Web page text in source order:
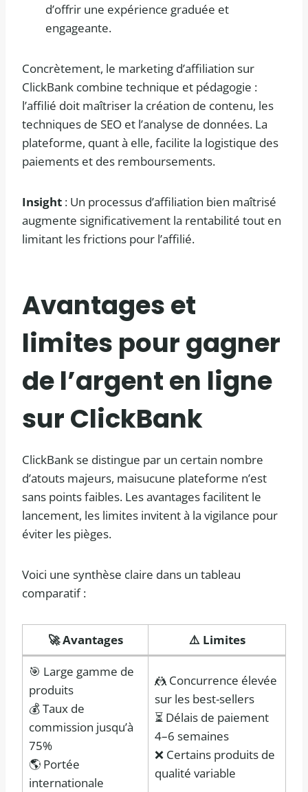
d’offrir une expérience graduée et
engageante.
Concrètement, le marketing d’affiliation sur
ClickBank combine technique et pédagogie :
l’affilié doit maîtriser la création de contenu, les
techniques de SEO et l’analyse de données. La
plateforme, quant à elle, facilite la logistique des
paiements et des remboursements.
Insight : Un processus d’affiliation bien maîtrisé
augmente significativement la rentabilité tout en
limitant les frictions pour l’affilié.
Avantages et
limites pour gagner
de l’argent en ligne
sur ClickBank
ClickBank se distingue par un certain nombre
d’atouts majeurs, maisucune plateforme n’est
sans points faibles. Les avantages facilitent le
lancement, les limites invitent à la vigilance pour
éviter les pièges.
Voici une synthèse claire dans un tableau
comparatif :
🚀 Avantages
⚠️ Limites
🎯 Large gamme de
produits
💰 Taux de
commission jusqu’à
75%
🌎 Portée
internationale
🤼 Concurrence élevée
sur les best-sellers
⏳ Délais de paiement
4–6 semaines
❌ Certains produits de
qualité variable